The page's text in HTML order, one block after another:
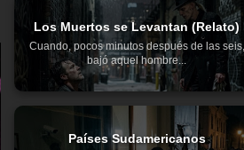
Los Muertos se Levantan (Relato)
Cuando, pocos minutos después de las seis,
bajó aquel hombre...
Países Sudamericanos